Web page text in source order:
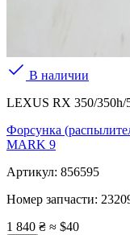
В наличии
LEXUS RX 350/350h/
Форсунка
MARK 9
Артикул: 856595
Номер запчасти:
1 840 ₴ ≈ $40